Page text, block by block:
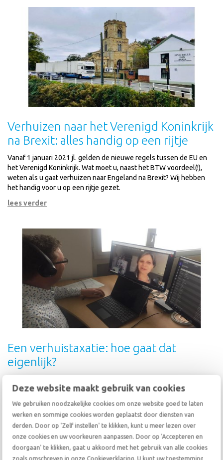
Deze website maakt gebruik van cookies
We gebruiken noodzakelijke cookies om onze website goed te laten
werken en sommige cookies worden geplaatst door diensten van
derden. Door op 'Zelf instellen' te klikken, kunt u meer lezen over
onze cookies en uw voorkeuren aanpassen. Door op 'Accepteren en
doorgaan' te klikken, gaat u akkoord met het gebruik van alle cookies
zoals omschreven in onze Cookieverklaring. U kunt uw toestemming
Verhuizen naar het Verenigd Koninkrijk
na Brexit: alles handig op een rijtje
Vanaf 1 januari 2021 jl. gelden de nieuwe regels tussen de EU en
het Verenigd Koninkrijk. Wat moet u, naast het BTW voordeel(!),
weten als u gaat verhuizen naar Engeland na Brexit? Wij hebben
het handig voor u op een rijtje gezet.
lees verder
Een verhuistaxatie: hoe gaat dat
eigenlijk?
eerste stap in het verhuisproces. Het doel van dit bezoek is
voorlichting geven over het verhuisproces, uw wensen bespreken
en het in kaart brengen van de te verhuizen inboedel, waaronder
de items die met extra zorg behandeld dienen te worden. Hoe gaat
dat in zijn werk?
lees verder